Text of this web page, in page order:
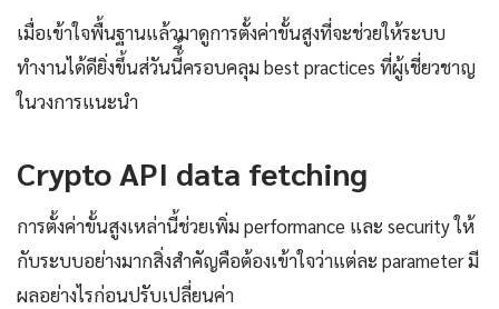
เมื่อเข้าใจพื้นฐานแล้วมาดูการตั้งค่าขั้นสูงที่จะช่วยให้ระบบ
ทำงานได้ดียิ่งขึ้นส่วันนี้ี้ครอบคลุม best practices ที่ผู้เชี่ยวชาญ
ในวงการแนะนำ
Crypto API data fetching
การตั้งค่าขั้นสูงเหล่านี้ช่วยเพิ่ม performance และ security ให้
กับระบบอย่างมากสิ่งสำคัญคือต้องเข้าใจว่าแต่ละ parameter มี
ผลอย่างไรก่อนปรับเปลี่ยนค่า